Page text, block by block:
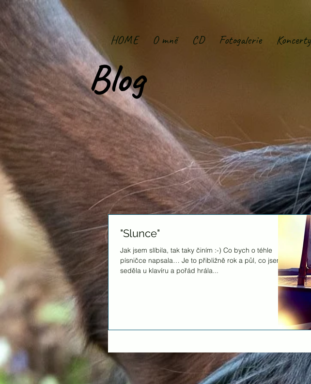
HOME O mně CD Fotogalerie Koncerty
Blog
"Slunce"
Jak jsem slíbila, tak taky činím :-) Co bych o téhle
písničce napsala… Je to přibližně rok a půl, co jsem
seděla u klavíru a pořád hrála...